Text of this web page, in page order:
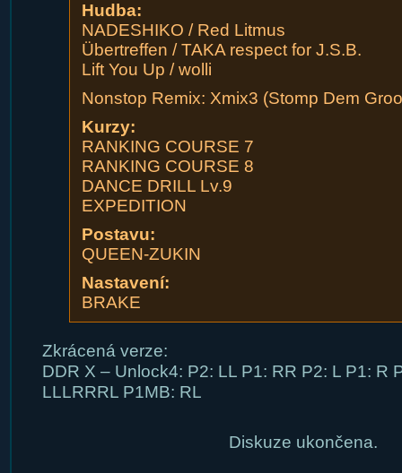
Hudba:
NADESHIKO / Red Litmus
Übertreffen / TAKA respect for J.S.B.
Lift You Up / wolli
Nonstop Remix: Xmix3 (Stomp Dem
Kurzy:
RANKING COURSE 7
RANKING COURSE 8
DANCE DRILL Lv.9
EXPEDITION
Postavu:
QUEEN-ZUKIN
Nastavení:
BRAKE
Zkrácená verze:
DDR X – Unlock4: P2: LL P1: RR P2: L P1: R
LLLRRRL P1MB: RL
Diskuze ukončena.